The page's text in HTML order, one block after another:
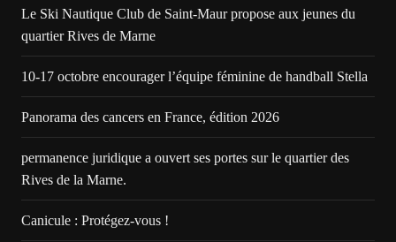
Le Ski Nautique Club de Saint-Maur propose aux jeunes du
quartier Rives de Marne
10-17 octobre encourager l’équipe féminine de handball Stella
Panorama des cancers en France, édition 2026
permanence juridique a ouvert ses portes sur le quartier des
Rives de la Marne.
Canicule : Protégez-vous !